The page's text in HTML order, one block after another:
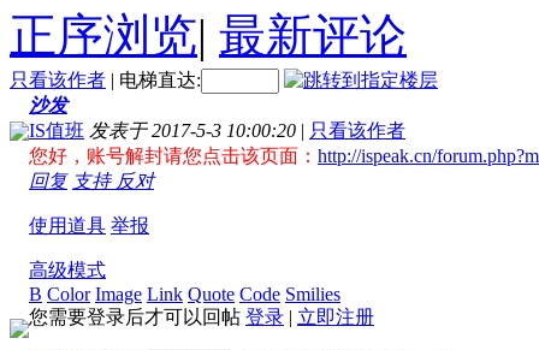
正序浏览| 最新评论
只看该作者 | 电梯直达:
沙发
IS值班 发表于 2017-5-3 10:00:20 | 只看该作者
您好，账号解封请您点击该页面： http://ispeak.cn/
回复 支持 反对
使用道具 举报
高级模式
B Color Image Link Quote Code Smilies
您需要登录后才可以回帖 登录 | 立即注册